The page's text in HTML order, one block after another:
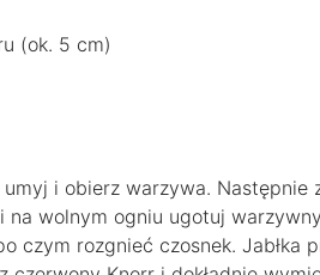
(ok. 5 cm)
i obierz warzywa. Następnie
na wolnym ogniu ugotuj
czym rozgnieć czosnek. Jabłka